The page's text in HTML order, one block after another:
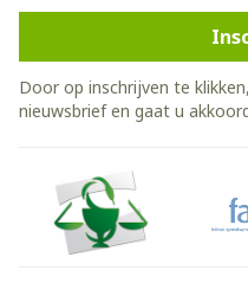
Door op inschrijven te
nieuwsbrief en gaat u